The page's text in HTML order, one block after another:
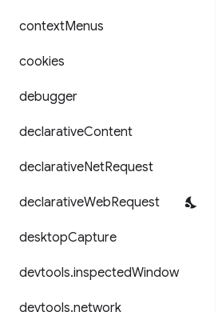
contextMenus
cookies
debugger
declarativeContent
declarativeNetRequest
declarativeWebRequest
desktopCapture
devtools.inspectedWindow
devtools.network